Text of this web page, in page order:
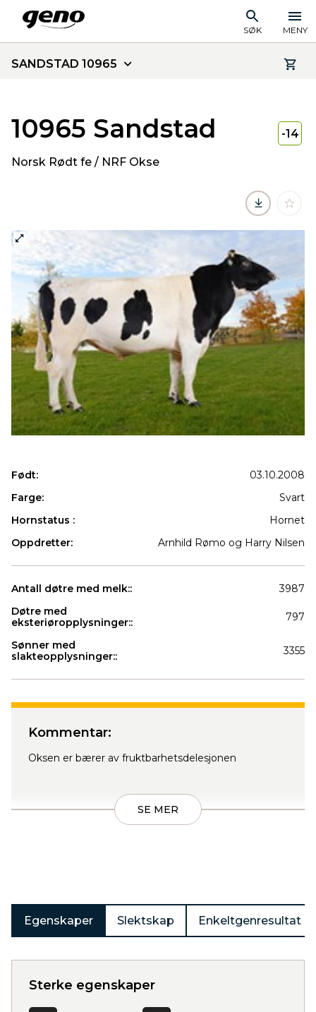
SØK MENY
SANDSTAD 10965
10965 Sandstad
Norsk Rødt fe / NRF Okse
-14
Født:
03.10.2008
Farge:
Svart
Hornstatus :
Hornet
Oppdretter:
Arnhild Rømo og Harry Nilsen
Antall døtre med melk::
3987
Døtre med
eksteriøropplysninger::
797
Sønner med
slakteopplysninger::
3355
Produkter
Kommentar:
Oksen er bærer av fruktbarhetsdelesjonen
SE MER
Egenskaper Slektskap Enkeltgenresultat
Sterke egenskaper